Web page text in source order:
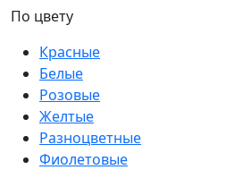
По цвету
Красные
Белые
Розовые
Желтые
Разноцветные
Фиолетовые